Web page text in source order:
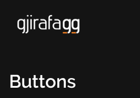
Buttons